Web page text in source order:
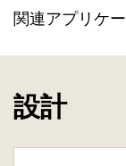
関連アプリケ
設計